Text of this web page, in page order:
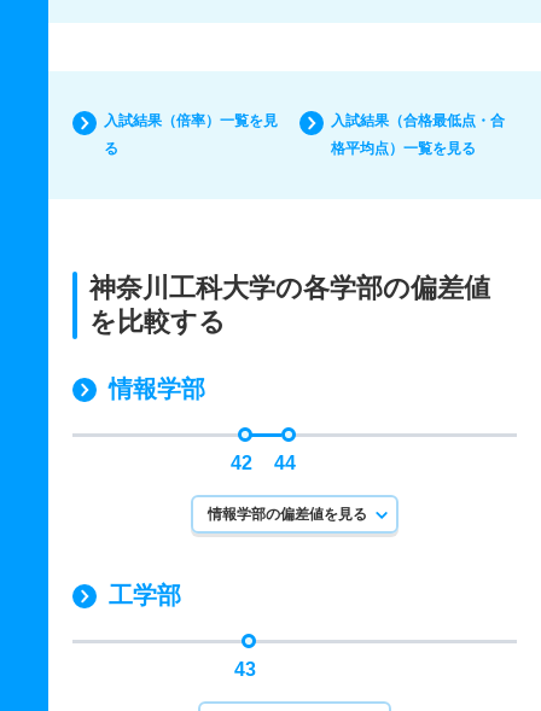
入試結果（倍率）一覧を見
る
入試結果（合格最低点・合
格平均点）一覧を見る
神奈川工科大学の各学部の偏差値
を比較する
情報学部
42 44
情報学部の偏差値を見る
工学部
43